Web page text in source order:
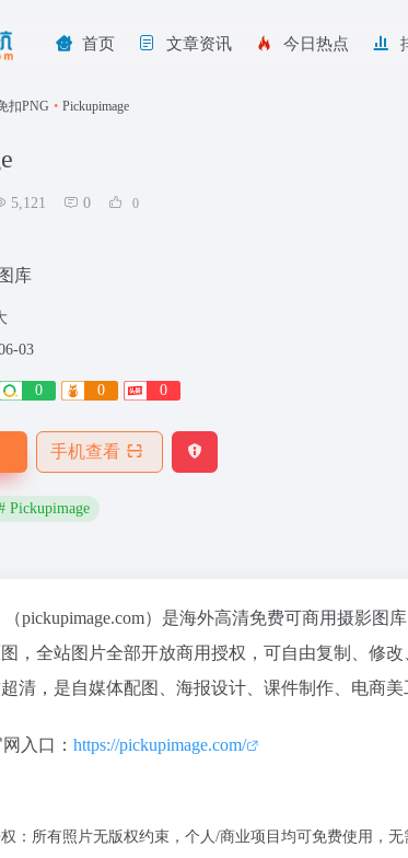
首页 文章资讯 今日热点
扣PNG • Pickupimage
5,121 0 0
库
03
0 0 0
手机查看
Pickupimage
（pickupimage.com）是海外高清免费可商用摄影
，全站图片全部开放商用授权，可自由复制、修
清，是自媒体配图、海报设计、课件制作、电商美
入口： https://pickupimage.com/
：所有照片无版权约束，个人/商业项目均可免费使用，无